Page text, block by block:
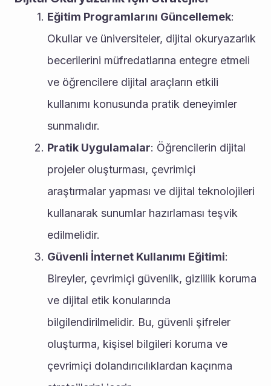
Eğitim Programlarını Güncellemek:
Okullar ve üniversiteler, dijital okuryazarlık
becerilerini müfredatlarına entegre etmeli
ve öğrencilere dijital araçların etkili
kullanımı konusunda pratik deneyimler
sunmalıdır.
Pratik Uygulamalar: Öğrencilerin dijital
projeler oluşturması, çevrimiçi
araştırmalar yapması ve dijital teknolojileri
kullanarak sunumlar hazırlaması teşvik
edilmelidir.
Güvenli İnternet Kullanımı Eğitimi:
Bireyler, çevrimiçi güvenlik, gizlilik koruma
ve dijital etik konularında
bilgilendirilmelidir. Bu, güvenli şifreler
oluşturma, kişisel bilgileri koruma ve
çevrimiçi dolandırıcılıklardan kaçınma